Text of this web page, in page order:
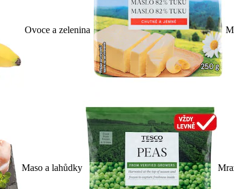
Ovoce a zelenina
Maso a lahůdky